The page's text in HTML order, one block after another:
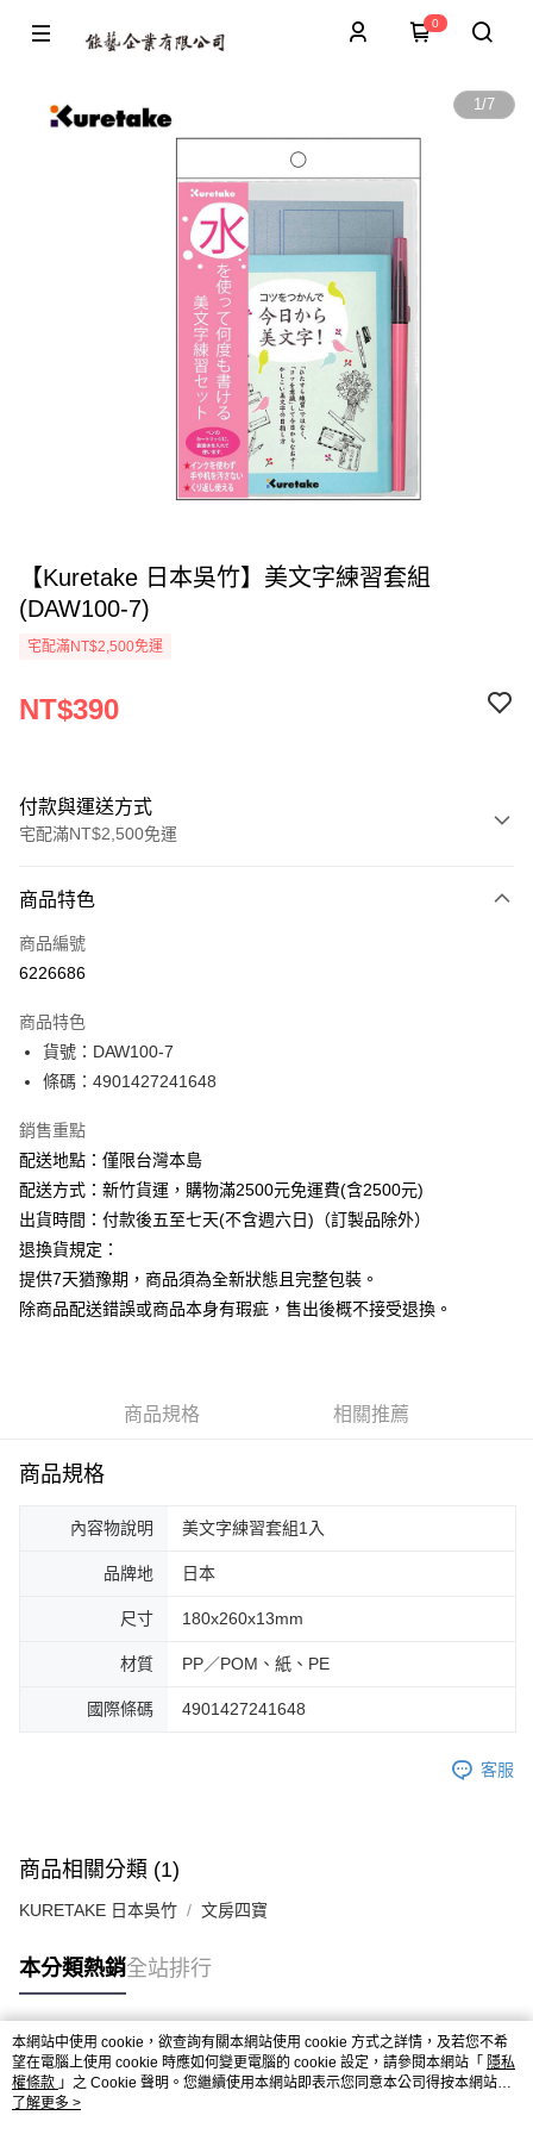
0
1/7
【Kuretake 日本吳竹】美文字練習套組
(DAW100-7)
宅配滿NT$2,500免運
NT$390
付款與運送方式
宅配滿NT$2,500免運
信用卡一次付款
Apple Pay
悠遊付
ATM付款
運送方式
下單前請先詢問庫存
每筆NT$130，滿NT$2,500(含以上)免運費
商品特色
商品編號
6226686
商品特色
貨號：DAW100-7
條碼：4901427241648
銷售重點
配送地點：僅限台灣本島
配送方式：新竹貨運，購物滿2500元免運費(含2500元)
出貨時間：付款後五至七天(不含週六日)（訂製品除外）
退換貨規定：
提供7天猶豫期，商品須為全新狀態且完整包裝。
除商品配送錯誤或商品本身有瑕疵，售出後概不接受退換。
商品規格 相關推薦
商品規格
內容物說明 美文字練習套組1入
品牌地 日本
尺寸 180x260x13mm
材質 PP／POM、紙、PE
國際條碼 4901427241648
客服
商品相關分類 (1)
KURETAKE 日本吳竹 文房四寶
本分類熱銷全站排行
熱門標籤
本網站中使用 cookie，欲查詢有關本網站使用 cookie 方式之詳情，及若您不希
望在電腦上使用 cookie 時應如何變更電腦的 cookie 設定，請參閱本網站「 隱私
權條款 」之 Cookie 聲明。您繼續使用本網站即表示您同意本公司得按本網站使
用條款之 Cookie 聲明使用 cookie。
了解更多 >